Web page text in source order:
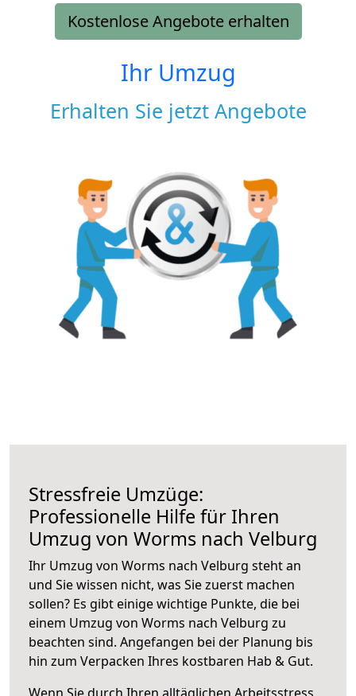
Kostenlose Angebote erhalten
Ihr Umzug
Erhalten Sie jetzt Angebote
Stressfreie Umzüge:
Professionelle Hilfe für Ihren
Umzug von Worms nach Velburg
Ihr Umzug von Worms nach Velburg steht an
und Sie wissen nicht, was Sie zuerst machen
sollen? Es gibt einige wichtige Punkte, die bei
einem Umzug von Worms nach Velburg zu
beachten sind. Angefangen bei der Planung bis
hin zum Verpacken Ihres kostbaren Hab & Gut.